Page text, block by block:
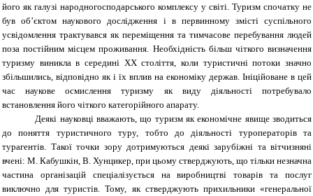
його як галузі народногосподарського комплексу у світі. Туризм спочатку не
був об’єктом наукового дослідження і в первинному змісті суспільного
усвідомлення трактувався як переміщення та тимчасове перебування людей
поза постійним місцем проживання. Необхідність більш чіткого визначення
туризму виникла в середині ХХ століття, коли туристичні потоки значно
збільшились, відповідно як і їх вплив на економіку держав. Ініційоване в цей
час наукове осмислення туризму як виду діяльності потребувало
встановлення його чіткого категорійного апарату.
Деякі науковці вважають, що туризм як економічне явище зводиться
до поняття туристичного туру, тобто до діяльності туроператорів та
турагентів. Такої точки зору дотримуються деякі зарубіжні та вітчизняні
вчені: М. Кабушкін, В. Хунцикер, при цьому стверджують, що тільки незначна
частина організацій спеціалізується на виробництві товарів та послуг
виключно для туристів. Тому, як стверджують прихильники «генеральної